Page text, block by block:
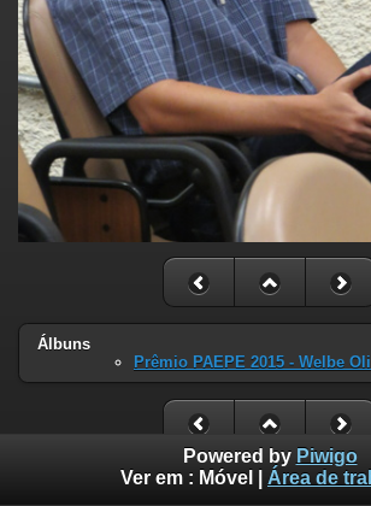
Álbuns
Prêmio PAEPE 2015 - Welbe
Powered by Piwigo
Ver em : Móvel Área de